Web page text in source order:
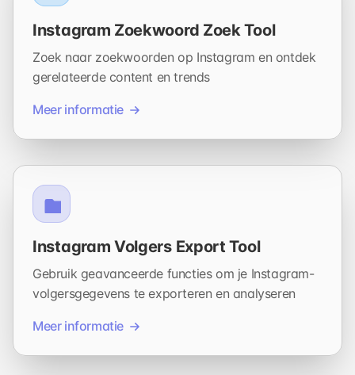
Instagram Zoekwoord Zoek Tool
Zoek naar zoekwoorden op Instagram en ontdek
gerelateerde content en trends
Meer informatie
Instagram Volgers Export Tool
Gebruik geavanceerde functies om je Instagram-
volgersgegevens te exporteren en analyseren
Meer informatie